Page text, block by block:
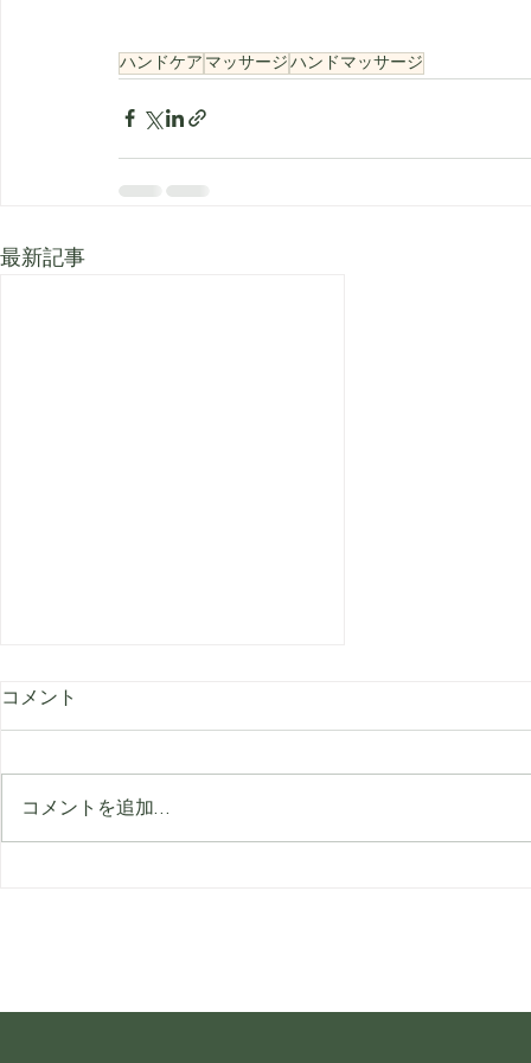
ハンドケア マッサージ ハンドマッサージ
最新記事
コメント
コメントを追加…